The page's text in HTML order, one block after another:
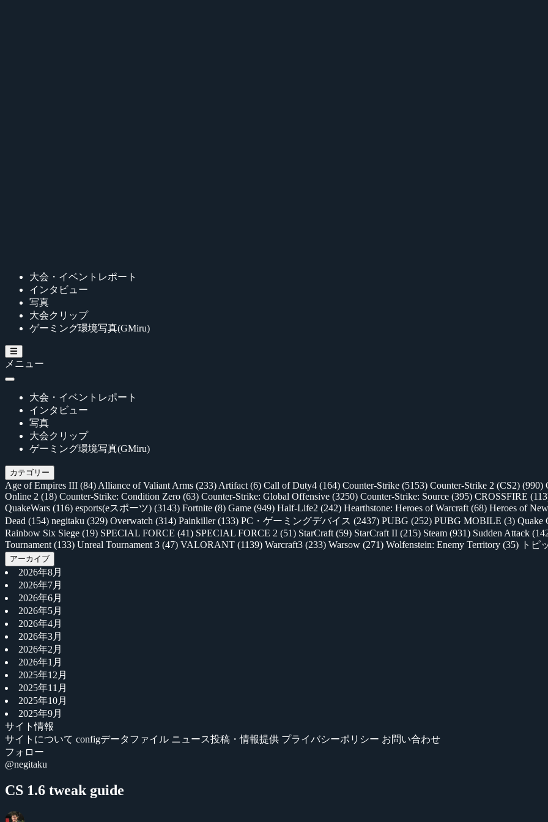
大会・イベントレポート
インタビュー
写真
大会クリップ
ゲーミング環境写真(GMiru)
メニュー
大会・イベントレポート
インタビュー
写真
大会クリップ
ゲーミング環境写真(GMiru)
カテゴリー
Age of Empires III (84) Alliance of Valiant Arms (233) Artifact (6) Call of Duty4 (164) Counter-Strike (5153) Counter-Strike 2 (CS2) (990)
Online 2 (18) Counter-Strike: Condition Zero (63) Counter-Strike: Global Offensive (3250) Counter-Strike: Source (395) CROSSFIRE
QuakeWars (116) esports(eスポーツ) (3143) Fortnite (8) Game (949) Half-Life2 (242) Hearthstone: Heroes of Warcraft (68) Heroes of
Dead (154) negitaku (329) Overwatch (314) Painkiller(133) PC・ゲーミングデバイス (2437) PUBG (252) PUBG MOBILE (3) Quake
Rainbow Six Siege (19) SPECIAL FORCE (41) SPECIAL FORCE 2 (51) StarCraft (59) StarCraft II (215) Steam (931) Sudden Attack
Tournament (133) Unreal Tournament 3 (47) VALORANT (1139) Warcraft3 (233) Warsow (271) Wolfenstein: Enemy Territory (35) トピ
アーカイブ
2026年8月
2026年7月
2026年6月
2026年5月
2026年4月
2026年3月
2026年2月
2026年1月
2025年12月
2025年11月
2025年10月
2025年9月
サイト情報
サイトについて configデータファイル ニュース投稿・情報提供 プライバシーポリシー お問い合わせ
フォロー
@negitaku
CS 1.6 tweak guide